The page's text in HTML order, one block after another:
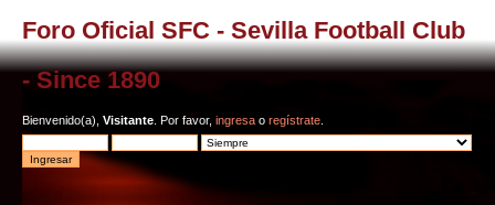
Foro Oficial SFC - Sevilla Football Club
- Since 1890
Bienvenido(a), Visitante . Por favor, ingresa o regístrate